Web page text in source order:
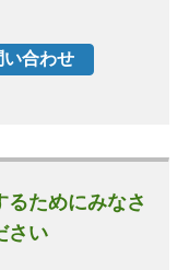
るためにみなさ
さい